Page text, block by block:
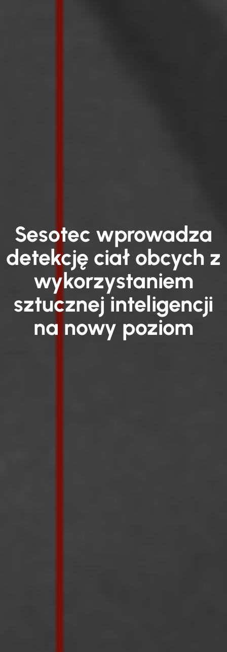
Sesotec wprowadza
detekcję ciał obcych z
wykorzystaniem
sztucznej inteligencji
na nowy poziom